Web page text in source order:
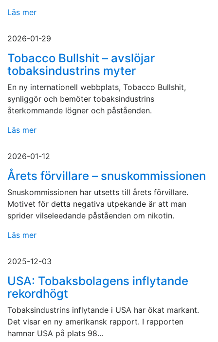
Läs mer
2026-01-29
Tobacco Bullshit – avslöjar
tobaksindustrins myter
En ny internationell webbplats, Tobacco Bullshit,
synliggör och bemöter tobaksindustrins
återkommande lögner och påståenden.
Läs mer
2026-01-12
Årets förvillare – snuskommissionen
Snuskommissionen har utsetts till årets förvillare.
Motivet för detta negativa utpekande är att man
sprider vilseleedande påståenden om nikotin.
Läs mer
2025-12-03
USA: Tobaksbolagens inflytande
rekordhögt
Tobaksindustrins inflytande i USA har ökat markant.
Det visar en ny amerikansk rapport. I rapporten
hamnar USA på plats 98...